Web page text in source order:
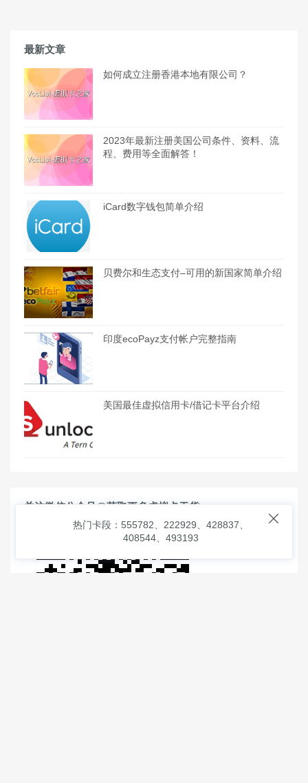
最新文章
如何成立注册香港本地有限公司？
2023年最新注册美国公司条件、资料、流
程、费用等全面解答！
iCard数字钱包简单介绍
贝费尔和生态支付–可用的新国家简单介绍
印度ecoPayz支付帐户完整指南
美国最佳虚拟信用卡/借记卡平台介绍
关注微信公众号@获取更多虚拟卡干货

热门卡段：555782、222929、428837、
408544、493193